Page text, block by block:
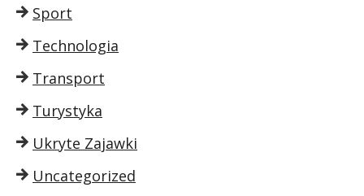
Sport
Technologia
Transport
Turystyka
Ukryte Zajawki
Uncategorized